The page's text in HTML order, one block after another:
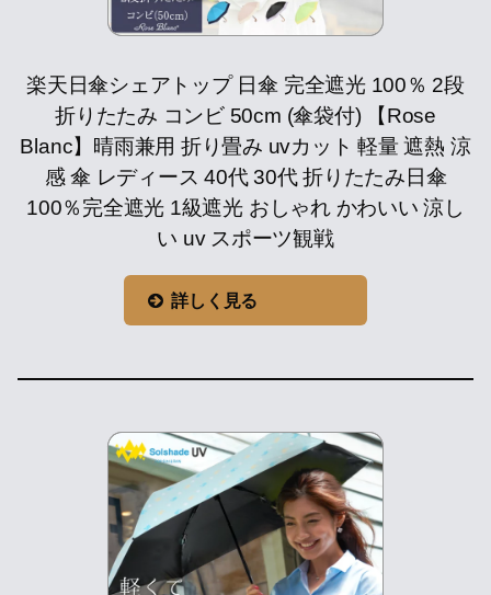
楽天日傘シェアトップ 日傘 完全遮光 100％ 2段
折りたたみ コンビ 50cm (傘袋付) 【Rose
Blanc】晴雨兼用 折り畳み uvカット 軽量 遮熱 涼
感 傘 レディース 40代 30代 折りたたみ日傘
100％完全遮光 1級遮光 おしゃれ かわいい 涼し
い uv スポーツ観戦
詳しく見る